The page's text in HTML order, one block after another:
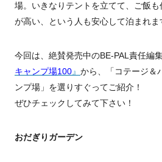
場。いきなりテントを立てて、ご飯
が高い、という人も安心して泊まれま
今回は、絶賛発売中のBE-PAL責任編
キャンプ場100』 から
、「コテージ
ンプ場」を選りすぐってご紹介！
ぜひチェックしてみて下さい！
おだぎりガーデン